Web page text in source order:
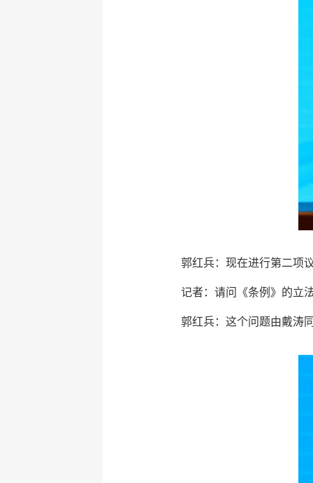
郭红兵：现在进行第二项
记者：请问《条例》的立
郭红兵：这个问题由戴涛